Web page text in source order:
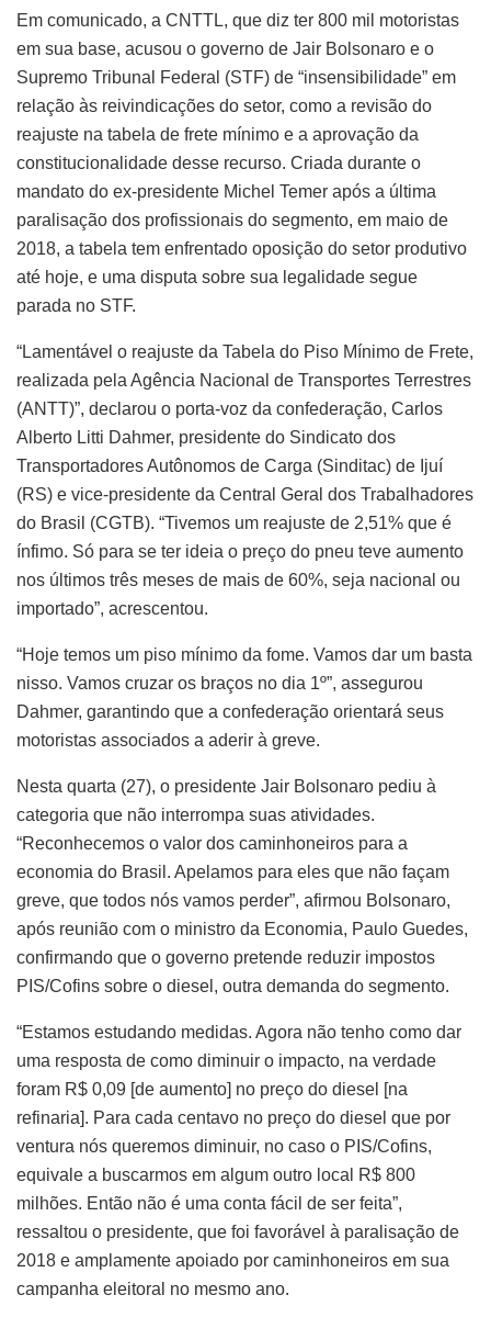
Em comunicado, a CNTTL, que diz ter 800 mil motoristas
em sua base, acusou o governo de Jair Bolsonaro e o
Supremo Tribunal Federal (STF) de “insensibilidade” em
relação às reivindicações do setor, como a revisão do
reajuste na tabela de frete mínimo e a aprovação da
constitucionalidade desse recurso. Criada durante o
mandato do ex-presidente Michel Temer após a última
paralisação dos profissionais do segmento, em maio de
2018, a tabela tem enfrentado oposição do setor produtivo
até hoje, e uma disputa sobre sua legalidade segue
parada no STF.
“Lamentável o reajuste da Tabela do Piso Mínimo de Frete,
realizada pela Agência Nacional de Transportes Terrestres
(ANTT)”, declarou o porta-voz da confederação, Carlos
Alberto Litti Dahmer, presidente do Sindicato dos
Transportadores Autônomos de Carga (Sinditac) de Ijuí
(RS) e vice-presidente da Central Geral dos Trabalhadores
do Brasil (CGTB). “Tivemos um reajuste de 2,51% que é
ínfimo. Só para se ter ideia o preço do pneu teve aumento
nos últimos três meses de mais de 60%, seja nacional ou
importado”, acrescentou.
“Hoje temos um piso mínimo da fome. Vamos dar um basta
nisso. Vamos cruzar os braços no dia 1º”, assegurou
Dahmer, garantindo que a confederação orientará seus
motoristas associados a aderir à greve.
Nesta quarta (27), o presidente Jair Bolsonaro pediu à
categoria que não interrompa suas atividades.
“Reconhecemos o valor dos caminhoneiros para a
economia do Brasil. Apelamos para eles que não façam
greve, que todos nós vamos perder”, afirmou Bolsonaro,
após reunião com o ministro da Economia, Paulo Guedes,
confirmando que o governo pretende reduzir impostos
PIS/Cofins sobre o diesel, outra demanda do segmento.
“Estamos estudando medidas. Agora não tenho como dar
uma resposta de como diminuir o impacto, na verdade
foram R$ 0,09 [de aumento] no preço do diesel [na
refinaria]. Para cada centavo no preço do diesel que por
ventura nós queremos diminuir, no caso o PIS/Cofins,
equivale a buscarmos em algum outro local R$ 800
milhões. Então não é uma conta fácil de ser feita”,
ressaltou o presidente, que foi favorável à paralisação de
2018 e amplamente apoiado por caminhoneiros em sua
campanha eleitoral no mesmo ano.